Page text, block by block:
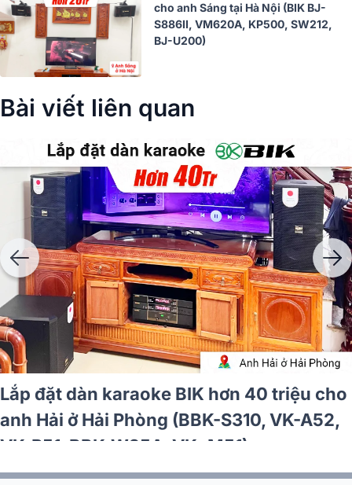
cho anh Sáng tại Hà Nội (BIK BJ-
S886II, VM620A, KP500, SW212,
BJ-U200)
Bài viết liên quan
Lắp đặt dàn karaoke BIK hơn 40 triệu cho
anh Hải ở Hải Phòng (BBK-S310, VK-A52,
VK-R51, BBK-W25A, VK- M51)